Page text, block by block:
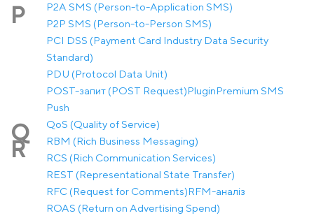
P
P2A SMS (Person-to-Application SMS)
P2P SMS (Person-to-Person SMS)
PCI DSS (Payment Card Industry Data Security
Standard)
PDU (Protocol Data Unit)
POST-запит (POST Request)PluginPremium SMS
Push
Q QoS (Quality of Service)
R
RBM (Rich Business Messaging)
RCS (Rich Communication Services)
REST (Representational State Transfer)
RFC (Request for Comments)RFM-аналіз
ROAS (Return on Advertising Spend)